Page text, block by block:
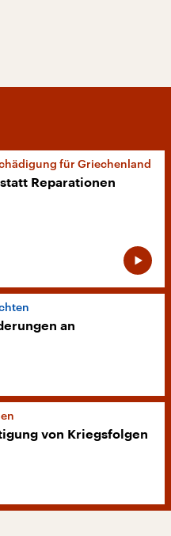
für Griechenland
Reparationen
an
von Kriegsfolgen